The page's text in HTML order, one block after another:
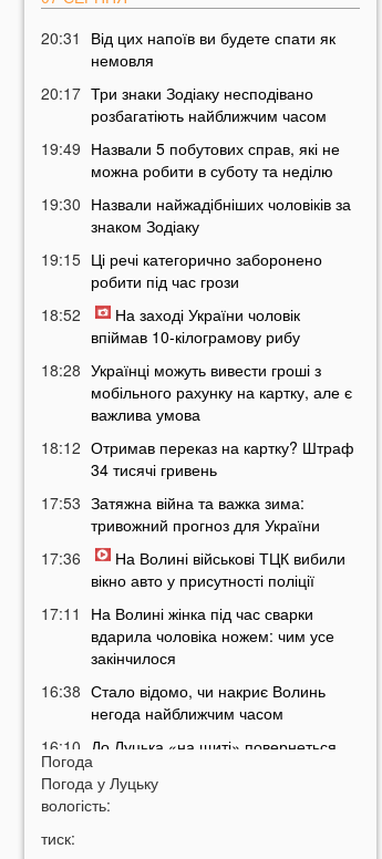
20:31
Від цих напоїв ви будете спати як
немовля
20:17 Три знаки Зодіаку несподівано
розбагатіють найближчим часом
19:49 Назвали 5 побутових справ, які не
можна робити в суботу та неділю
19:30 Назвали найжадібніших чоловіків за
знаком Зодіаку
19:15 Ці речі категорично заборонено
робити під час грози
18:52
На заході України чоловік
впіймав 10-кілограмову рибу
18:28 Українці можуть вивести гроші з
мобільного рахунку на картку, але є
важлива умова
18:12 Отримав переказ на картку? Штраф
34 тисячі гривень
17:53 Затяжна війна та важка зима:
тривожний прогноз для України
17:36
На Волині військові ТЦК вибили
вікно авто у присутності поліції
17:11
На Волині жінка під час сварки
вдарила чоловіка ножем: чим усе
закінчилося
16:38 Стало відомо, чи накриє Волинь
негода найближчим часом
16:10 До Луцька «на щиті» повернеться
43-річний Герой
15:51 ПриватБанк списує з карток
Погода
Погода у Луцьку
вологість:
тиск: